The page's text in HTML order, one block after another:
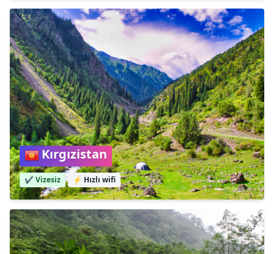
Kırgızistan
✔️ Vizesiz ⚡ Hızlı wifi